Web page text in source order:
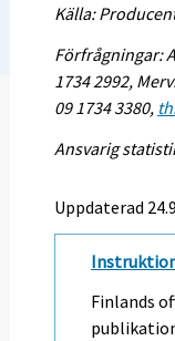
Källa:
Förfrågningar:
1734 2992,
09 1734 3380,
Ansvarig
Uppdaterad
Finlands